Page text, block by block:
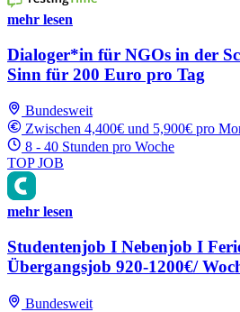
mehr lesen
Dialoger*in für NGOs in der
Sinn für 200 Euro pro Tag
Bundesweit
Zwischen 4,400€ und 5,900€ pro
8 - 40 Stunden pro Woche
TOP JOB
mehr lesen
Studentenjob I Nebenjob I
Übergangsjob 920-1200€/
Bundesweit